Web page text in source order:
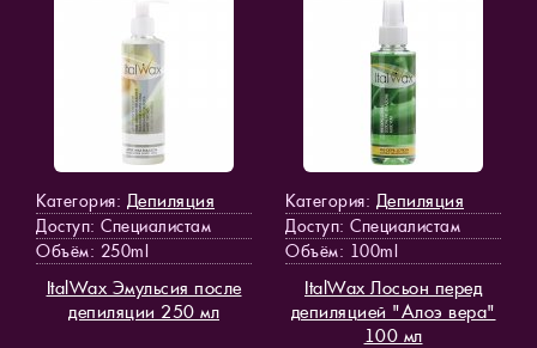
Категория: Депиляция
Доступ: Специалистам
Объём: 250ml
ItalWax Эмульсия после
депиляции 250 мл
Категория: Депиляция
Доступ: Специалистам
Объём: 100ml
ItalWax Лосьон перед
депиляцией "Алоэ вера"
100 мл